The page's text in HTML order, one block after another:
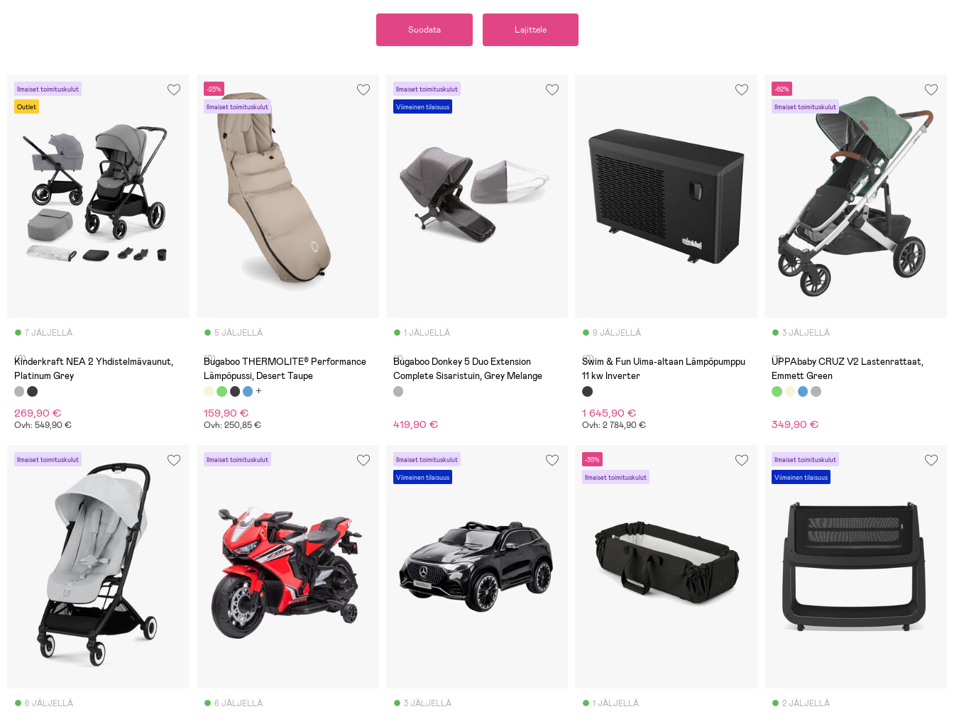
Suodata Lajittele
Ilmaiset toimituskulut
Outlet
7 JÄLJELLÄ
(0)
Kinderkraft NEA 2 Yhdistelmävaunut,
Platinum Grey
269,90 €
Ovh: 549,90 €
-23%
Ilmaiset toimituskulut
5 JÄLJELLÄ
(0)
Bugaboo THERMOLITE® Performance
Lämpöpussi, Desert Taupe
159,90 €
Ovh: 250,85 €
Ilmaiset toimituskulut
Viimeinen tilaisuus
1 JÄLJELLÄ
(1)
Bugaboo Donkey 5 Duo Extension
Complete Sisaristuin, Grey Melange
419,90 €
9 JÄLJELLÄ
(0)
Swim & Fun Uima-altaan Lämpöpumppu
11 kw Inverter
1 645,90 €
Ovh: 2 784,90 €
-62%
Ilmaiset toimituskulut
3 JÄLJELLÄ
(1)
UPPAbaby CRUZ V2 Lastenrattaat,
Emmett Green
349,90 €
Ilmaiset toimituskulut
6 JÄLJELLÄ
Ilmaiset toimituskulut
6 JÄLJELLÄ
Ilmaiset toimituskulut
Viimeinen tilaisuus
3 JÄLJELLÄ
-35%
Ilmaiset toimituskulut
1 JÄLJELLÄ
Ilmaiset toimituskulut
Viimeinen tilaisuus
2 JÄLJELLÄ